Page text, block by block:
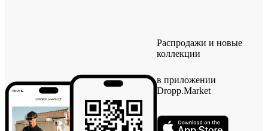
Распродажи и новые
коллекции
в приложении
Dropp.Market